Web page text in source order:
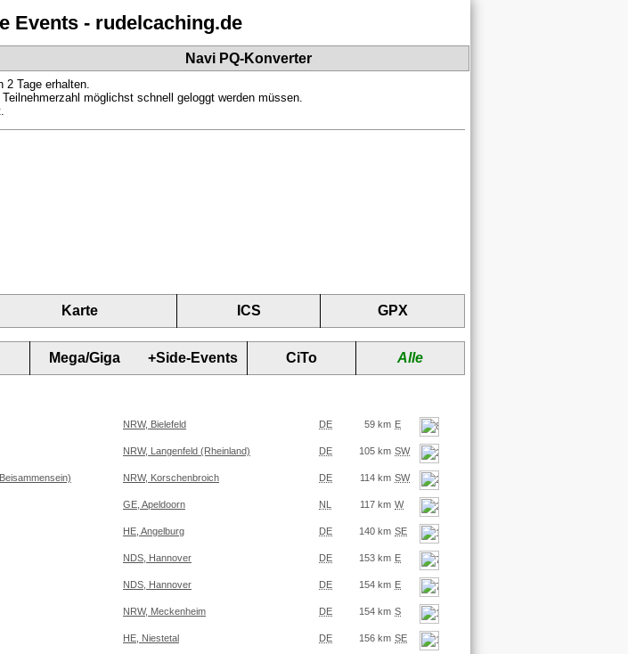
Events - rudelcaching.de
Navi PQ-Konverter
2 Tage erhalten.
möglichst schnell geloggt werden müssen.
Karte ICS GPX
Mega/Giga +Side-Events CiTo Alle
NRW, Bielefeld DE 59 km E
NRW, Langenfeld (Rheinland) DE 105 km SW
NRW, Korschenbroich DE 114 km SW
GE, Apeldoorn NL 117 km W
HE, Angelburg DE 140 km SE
NDS, Hannover DE 153 km E
NDS, Hannover DE 154 km E
NRW, Meckenheim DE 154 km S
HE, Niestetal DE 156 km SE